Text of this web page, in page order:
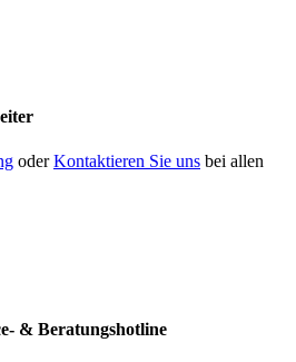
oderKontaktieren Sie uns bei allen
& Beratungshotline